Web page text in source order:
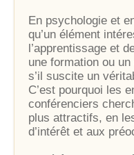
En psychologie et
qu’un élément
l’apprentissage et
une formation ou
s’il suscite un
C’est pourquoi les
conférenciers
plus attractifs, en
d’intérêt et aux